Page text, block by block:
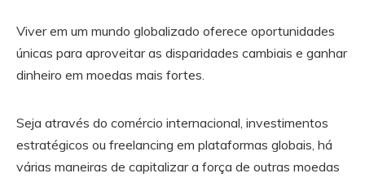
Viver em um mundo globalizado oferece oportunidades
únicas para aproveitar as disparidades cambiais e ganhar
dinheiro em moedas mais fortes.
Seja através do comércio internacional, investimentos
estratégicos ou freelancing em plataformas globais, há
várias maneiras de capitalizar a força de outras moedas